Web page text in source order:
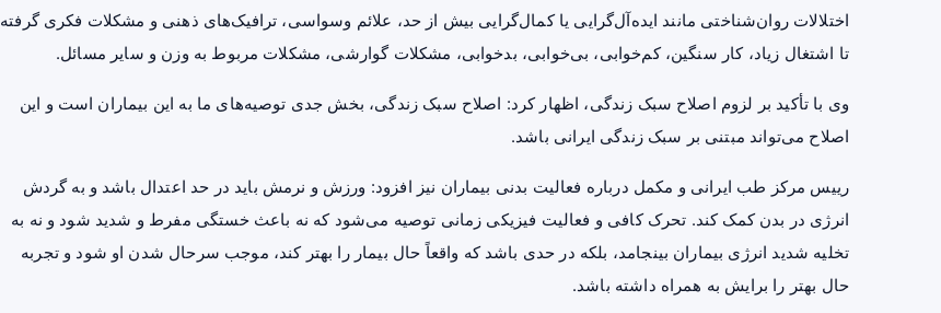
اختلالات روان‌شناختی مانند ایده‌آل‌گرایی یا کمال‌گرایی بیش از حد، علائم وسواسی، ترافیک‌های ذهنی و مشکلات فکری گرفته
تا اشتغال زیاد، کار سنگین، کم‌خوابی، بی‌خوابی، بدخوابی، مشکلات گوارشی، مشکلات مربوط به وزن و سایر مسائل.
وی با تأکید بر لزوم اصلاح سبک زندگی، اظهار کرد: اصلاح سبک زندگی، بخش جدی توصیه‌های ما به این بیماران است و این
اصلاح می‌تواند مبتنی بر سبک زندگی ایرانی باشد.
رییس مرکز طب ایرانی و مکمل درباره فعالیت بدنی بیماران نیز افزود: ورزش و نرمش باید در حد اعتدال باشد و به گردش
انرژی در بدن کمک کند. تحرک کافی و فعالیت فیزیکی زمانی توصیه می‌شود که نه باعث خستگی مفرط و شدید شود و نه به
تخلیه شدید انرژی بیماران بینجامد، بلکه در حدی باشد که واقعاً حال بیمار را بهتر کند، موجب سرحال شدن او شود و تجربه
حال بهتر را برایش به همراه داشته باشد.